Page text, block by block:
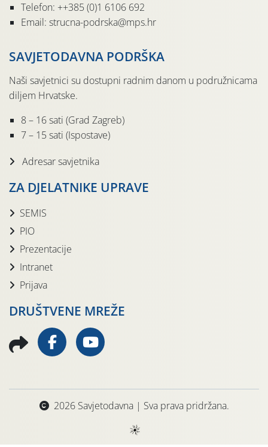
Telefon: ++385 (0)1 6106 692
Email: strucna-podrska@mps.hr
SAVJETODAVNA PODRŠKA
Naši savjetnici su dostupni radnim danom u podružnicama
diljem Hrvatske.
8 – 16 sati (Grad Zagreb)
7 – 15 sati (Ispostave)
Adresar savjetnika
ZA DJELATNIKE UPRAVE
SEMIS
PIO
Prezentacije
Intranet
Prijava
DRUŠTVENE MREŽE
2026 Savjetodavna | Sva prava pridržana.